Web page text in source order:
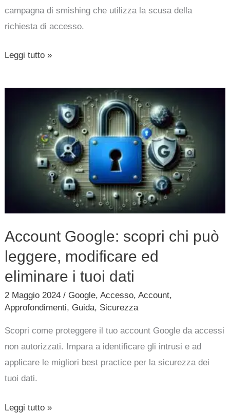
campagna di smishing che utilizza la scusa della
richiesta di accesso.
Leggi tutto »
Account Google: scopri chi può
leggere, modificare ed
eliminare i tuoi dati
2 Maggio 2024/ Google,Accesso,Account,
Approfondimenti, Guida, Sicurezza
Scopri come proteggere il tuo account Google da accessi
non autorizzati. Impara a identificare gli intrusi e ad
applicare le migliori best practice per la sicurezza dei
tuoi dati.
i
tuoi
dati
Leggi tutto »